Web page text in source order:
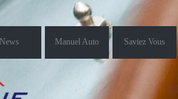
News Manuel Auto Saviez Vous